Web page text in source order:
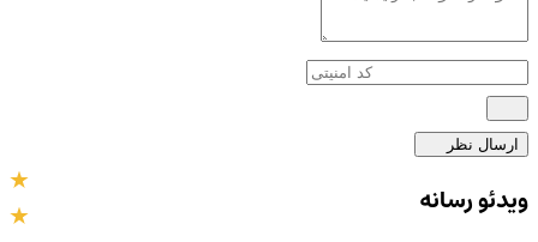
ارسال نظر
ویدئو رسانه